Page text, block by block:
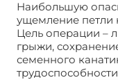
Наибольшую
ущемление петли
Цель операции –
грыжи,
семенного